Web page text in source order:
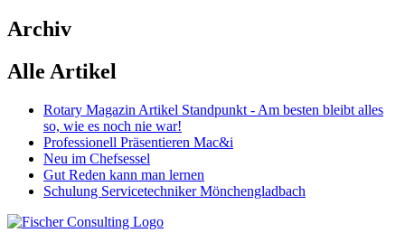
Archiv
Alle Artikel
Rotary Magazin Artikel Standpunkt - Am besten bleibt alles
so, wie es noch nie war!
Professionell Präsentieren Mac&i
Neu im Chefsessel
Gut Reden kann man lernen
Schulung Servicetechniker Mönchengladbach